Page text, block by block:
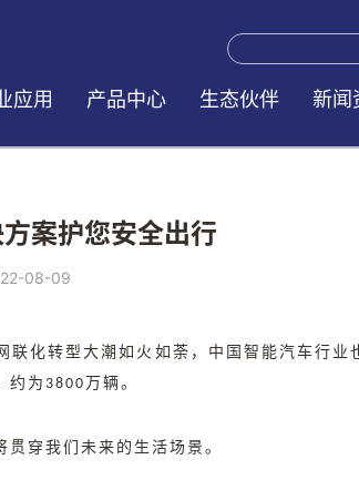
应用 产品中心 生态伙伴 新闻
案护您安全出行
08-09
化转型大潮如火如荼，中国智能汽车行业
为3800万辆。
穿我们未来的生活场景。